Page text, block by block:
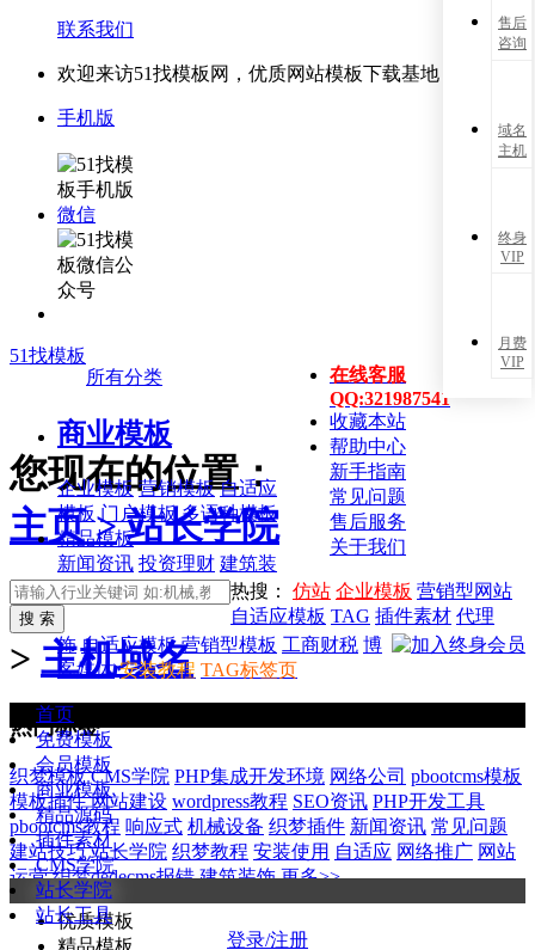
联系我们
欢迎来访51找模板网，优质网站模板下载基地！
手机版
微信
在线客服
QQ:321987541
收藏本站
帮助中心
新手指南
常见问题
售后服务
关于我们
51找模板
热搜： 仿站 企业模板 营销型网站
自适应模板 TAG 插件素材 代理
所有分类
商业模板
企业模板 营销模板 自适应
模板 门户模板 多语种模板
精品模板
新闻资讯 投资理财 建筑装
饰 自适应模板 营销型模板 工商财税 博
客媒体 安装教程 TAG标签页
首页
免费模板
会员模板
商业模板
精品源码
插件素材
CMS学院
站长学院
站长工具
登录/注册
您现在的位置：
主页 > 站长学院
> 主机域名
热门标签
织梦模板 CMS学院 PHP集成开发环境 网络公司 pbootcms模板
模板插件 网站建设 wordpress教程 SEO资讯 PHP开发工具
pbootcms教程 响应式 机械设备 织梦插件 新闻资讯 常见问题
建站技巧 站长学院 织梦教程 安装使用 自适应 网络推广 网站
运营 织梦dedecms报错 建筑装饰 更多>>
优质模板
售后
咨询
域名
主机
终身
VIP
月费
VIP